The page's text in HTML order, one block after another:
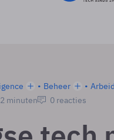
Beheer
minuten 0 reacties